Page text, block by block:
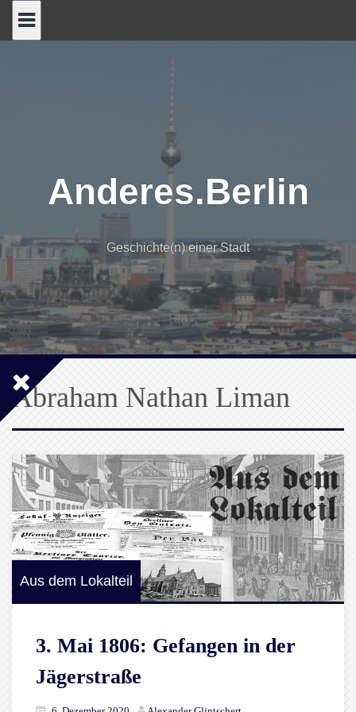
Anderes.Berlin
Geschichte(n) einer Stadt
Abraham Nathan Liman
Aus dem Lokalteil
3. Mai 1806: Gefangen in der
Jägerstraße